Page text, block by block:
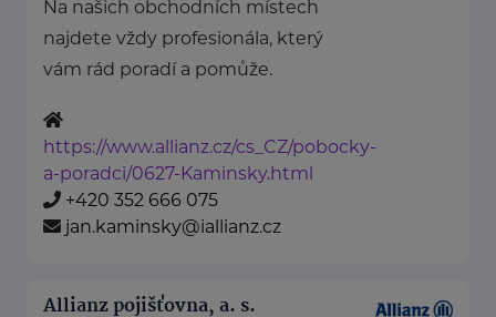
Na našich obchodních místech
najdete vždy profesionála, který
vám rád poradí a pomůže.
https://www.allianz.cz/cs_CZ/pobocky-
a-poradci/0627-Kaminsky.html
+420 352 666 075
jan.kaminsky@iallianz.cz
Allianz pojišťovna, a. s.